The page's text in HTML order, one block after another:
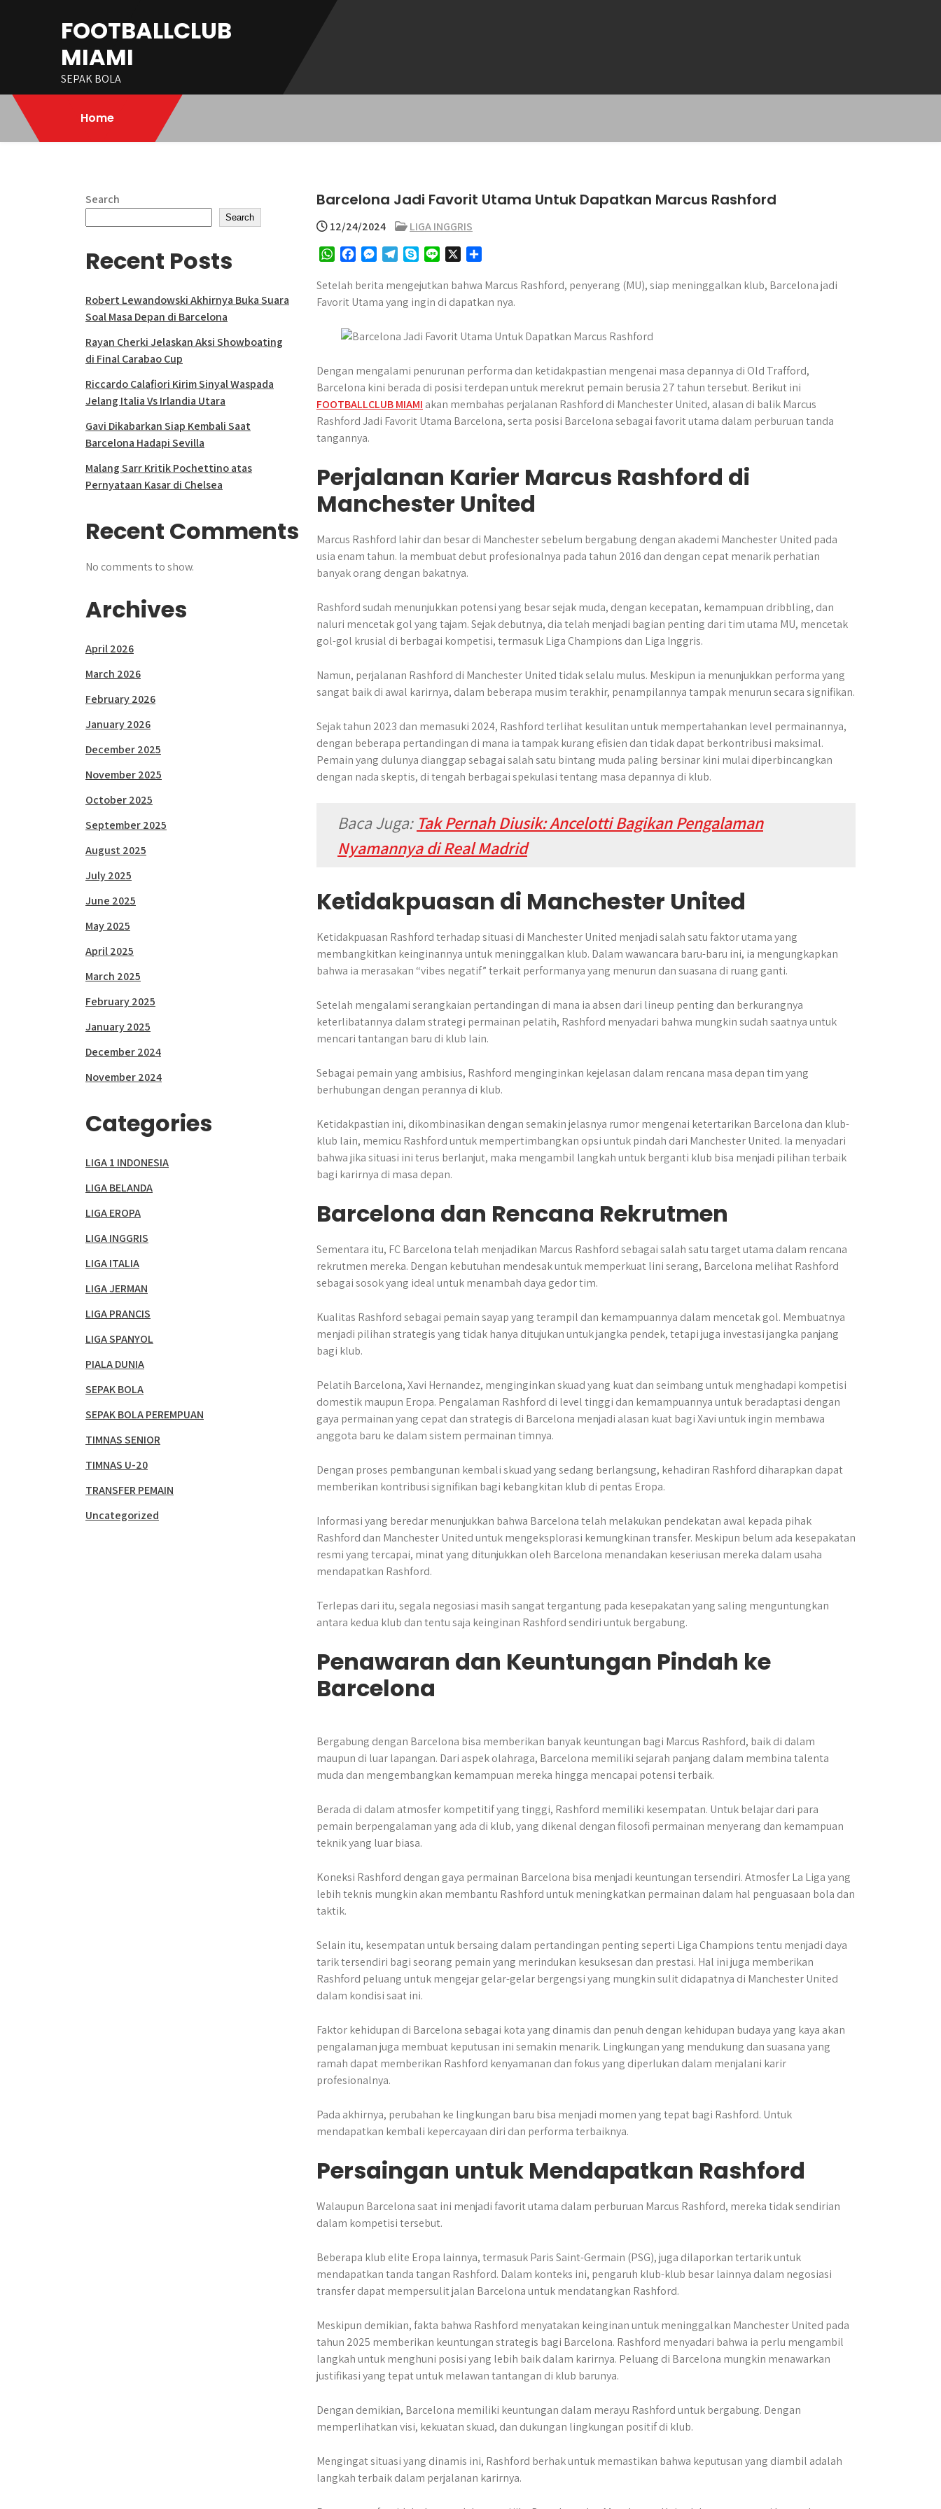
FOOTBALLCLUB
MIAMI
SEPAK BOLA
Home
Barcelona Jadi Favorit Utama Untuk Dapatkan Marcus Rashford
12/24/2024
LIGA INGGRIS
W
a
t
c
e
o
s
s
n
r
l
e
y
p
n
e
a
r
Setelah berita mengejutkan bahwa Marcus Rashford, penyerang (MU), siap meninggalkan klub, Barcelona jadi
Favorit Utama yang ingin di dapatkan nya.
Dengan mengalami penurunan performa dan ketidakpastian mengenai masa depannya di Old Trafford,
Barcelona kini berada di posisi terdepan untuk merekrut pemain berusia 27 tahun tersebut.​ Berikut ini
FOOTBALLCLUB MIAMI akan membahas perjalanan Rashford di Manchester United, alasan di balik Marcus
Rashford Jadi Favorit Utama Barcelona, serta posisi Barcelona sebagai favorit utama dalam perburuan tanda
tangannya.
Perjalanan Karier Marcus Rashford di
Manchester United
Marcus Rashford lahir dan besar di Manchester sebelum bergabung dengan akademi Manchester United pada
usia enam tahun. Ia membuat debut profesionalnya pada tahun 2016 dan dengan cepat menarik perhatian
banyak orang dengan bakatnya.
Rashford sudah menunjukkan potensi yang besar sejak muda, dengan kecepatan, kemampuan dribbling, dan
naluri mencetak gol yang tajam. Sejak debutnya, dia telah menjadi bagian penting dari tim utama MU, mencetak
gol-gol krusial di berbagai kompetisi, termasuk Liga Champions dan Liga Inggris.
Namun, perjalanan Rashford di Manchester United tidak selalu mulus. Meskipun ia menunjukkan performa yang
sangat baik di awal karirnya, dalam beberapa musim terakhir, penampilannya tampak menurun secara signifikan.
Sejak tahun 2023 dan memasuki 2024, Rashford terlihat kesulitan untuk mempertahankan level permainannya,
dengan beberapa pertandingan di mana ia tampak kurang efisien dan tidak dapat berkontribusi maksimal.
Pemain yang dulunya dianggap sebagai salah satu bintang muda paling bersinar kini mulai diperbincangkan
dengan nada skeptis, di tengah berbagai spekulasi tentang masa depannya di klub.
Baca Juga: Tak Pernah Diusik: Ancelotti Bagikan Pengalaman
Nyamannya di Real Madrid
Ketidakpuasan di Manchester United
Ketidakpuasan Rashford terhadap situasi di Manchester United menjadi salah satu faktor utama yang
membangkitkan keinginannya untuk meninggalkan klub. Dalam wawancara baru-baru ini, ia mengungkapkan
bahwa ia merasakan “vibes negatif” terkait performanya yang menurun dan suasana di ruang ganti.
Setelah mengalami serangkaian pertandingan di mana ia absen dari lineup penting dan berkurangnya
keterlibatannya dalam strategi permainan pelatih, Rashford menyadari bahwa mungkin sudah saatnya untuk
mencari tantangan baru di klub lain.
Sebagai pemain yang ambisius, Rashford menginginkan kejelasan dalam rencana masa depan tim yang
berhubungan dengan perannya di klub.
Ketidakpastian ini, dikombinasikan dengan semakin jelasnya rumor mengenai ketertarikan Barcelona dan klub-
klub lain, memicu Rashford untuk mempertimbangkan opsi untuk pindah dari Manchester United. Ia menyadari
bahwa jika situasi ini terus berlanjut, maka mengambil langkah untuk berganti klub bisa menjadi pilihan terbaik
bagi karirnya di masa depan.
Barcelona dan Rencana Rekrutmen
Sementara itu, FC Barcelona telah menjadikan Marcus Rashford sebagai salah satu target utama dalam rencana
rekrutmen mereka. Dengan kebutuhan mendesak untuk memperkuat lini serang, Barcelona melihat Rashford
sebagai sosok yang ideal untuk menambah daya gedor tim.
Kualitas Rashford sebagai pemain sayap yang terampil dan kemampuannya dalam mencetak gol. Membuatnya
menjadi pilihan strategis yang tidak hanya ditujukan untuk jangka pendek, tetapi juga investasi jangka panjang
bagi klub.
Pelatih Barcelona, Xavi Hernandez, menginginkan skuad yang kuat dan seimbang untuk menghadapi kompetisi
domestik maupun Eropa. Pengalaman Rashford di level tinggi dan kemampuannya untuk beradaptasi dengan
gaya permainan yang cepat dan strategis di Barcelona menjadi alasan kuat bagi Xavi untuk ingin membawa
anggota baru ke dalam sistem permainan timnya.
Dengan proses pembangunan kembali skuad yang sedang berlangsung, kehadiran Rashford diharapkan dapat
memberikan kontribusi signifikan bagi kebangkitan klub di pentas Eropa.
Informasi yang beredar menunjukkan bahwa Barcelona telah melakukan pendekatan awal kepada pihak
Rashford dan Manchester United untuk mengeksplorasi kemungkinan transfer. Meskipun belum ada kesepakatan
resmi yang tercapai, minat yang ditunjukkan oleh Barcelona menandakan keseriusan mereka dalam usaha
mendapatkan Rashford.
Terlepas dari itu, segala negosiasi masih sangat tergantung pada kesepakatan yang saling menguntungkan
antara kedua klub dan tentu saja keinginan Rashford sendiri untuk bergabung.
Penawaran dan Keuntungan Pindah ke
Barcelona
Bergabung dengan Barcelona bisa memberikan banyak keuntungan bagi Marcus Rashford, baik di dalam
maupun di luar lapangan. Dari aspek olahraga, Barcelona memiliki sejarah panjang dalam membina talenta
muda dan mengembangkan kemampuan mereka hingga mencapai potensi terbaik.
Berada di dalam atmosfer kompetitif yang tinggi, Rashford memiliki kesempatan. Untuk belajar dari para
pemain berpengalaman yang ada di klub, yang dikenal dengan filosofi permainan menyerang dan kemampuan
teknik yang luar biasa.
Koneksi Rashford dengan gaya permainan Barcelona bisa menjadi keuntungan tersendiri. Atmosfer La Liga yang
lebih teknis mungkin akan membantu Rashford untuk meningkatkan permainan dalam hal penguasaan bola dan
taktik.
Selain itu, kesempatan untuk bersaing dalam pertandingan penting seperti Liga Champions tentu menjadi daya
tarik tersendiri bagi seorang pemain yang merindukan kesuksesan dan prestasi. Hal ini juga memberikan
Rashford peluang untuk mengejar gelar-gelar bergengsi yang mungkin sulit didapatnya di Manchester United
dalam kondisi saat ini.
Faktor kehidupan di Barcelona sebagai kota yang dinamis dan penuh dengan kehidupan budaya yang kaya akan
pengalaman juga membuat keputusan ini semakin menarik. Lingkungan yang mendukung dan suasana yang
ramah dapat memberikan Rashford kenyamanan dan fokus yang diperlukan dalam menjalani karir
profesionalnya.
Pada akhirnya, perubahan ke lingkungan baru bisa menjadi momen yang tepat bagi Rashford. Untuk
mendapatkan kembali kepercayaan diri dan performa terbaiknya.
Persaingan untuk Mendapatkan Rashford
Walaupun Barcelona saat ini menjadi favorit utama dalam perburuan Marcus Rashford, mereka tidak sendirian
dalam kompetisi tersebut.
Beberapa klub elite Eropa lainnya, termasuk Paris Saint-Germain (PSG), juga dilaporkan tertarik untuk
mendapatkan tanda tangan Rashford. Dalam konteks ini, pengaruh klub-klub besar lainnya dalam negosiasi
transfer dapat mempersulit jalan Barcelona untuk mendatangkan Rashford.
Meskipun demikian, fakta bahwa Rashford menyatakan keinginan untuk meninggalkan Manchester United pada
tahun 2025 memberikan keuntungan strategis bagi Barcelona. Rashford menyadari bahwa ia perlu mengambil
langkah untuk menghuni posisi yang lebih baik dalam karirnya. Peluang di Barcelona mungkin menawarkan
justifikasi yang tepat untuk melawan tantangan di klub barunya.
Dengan demikian, Barcelona memiliki keuntungan dalam merayu Rashford untuk bergabung. Dengan
memperlihatkan visi, kekuatan skuad, dan dukungan lingkungan positif di klub.
Mengingat situasi yang dinamis ini, Rashford berhak untuk memastikan bahwa keputusan yang diambil adalah
langkah terbaik dalam perjalanan karirnya.
Search
Search
Recent Posts
Robert Lewandowski Akhirnya Buka Suara
Soal Masa Depan di Barcelona
Rayan Cherki Jelaskan Aksi Showboating
di Final Carabao Cup
Riccardo Calafiori Kirim Sinyal Waspada
Jelang Italia Vs Irlandia Utara
Gavi Dikabarkan Siap Kembali Saat
Barcelona Hadapi Sevilla
Malang Sarr Kritik Pochettino atas
Pernyataan Kasar di Chelsea
Recent Comments
No comments to show.
Archives
April 2026
March 2026
February 2026
January 2026
December 2025
November 2025
October 2025
September 2025
August 2025
July 2025
June 2025
May 2025
April 2025
March 2025
February 2025
January 2025
December 2024
November 2024
Categories
LIGA 1 INDONESIA
LIGA BELANDA
LIGA EROPA
LIGA INGGRIS
LIGA ITALIA
LIGA JERMAN
LIGA PRANCIS
LIGA SPANYOL
PIALA DUNIA
SEPAK BOLA
SEPAK BOLA PEREMPUAN
TIMNAS SENIOR
TIMNAS U-20
TRANSFER PEMAIN
Uncategorized